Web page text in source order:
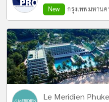
New กรุงเทพมหานค
Le Meridien